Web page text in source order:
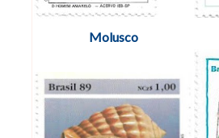
Molusco